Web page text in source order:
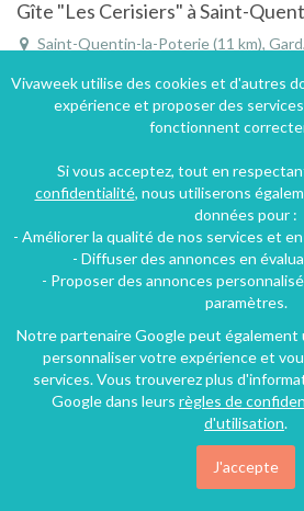
Saint-Quentin-la-Poterie (11 km), Gard,
Vivaweek utilise des cookies et d'autres
expérience et proposer des
fonctionnent
Si vous acceptez, tout en
confidentialité, nous utiliserons
données pour :
- Améliorer la qualité de nos services et
- Diffuser des annonces en
- Proposer des annonces
paramètres.
Notre partenaire Google peut également
personnaliser votre expérience et
services. Vous trouverez plus
Google dans leurs règles de
d'utilisation.
J'accepte